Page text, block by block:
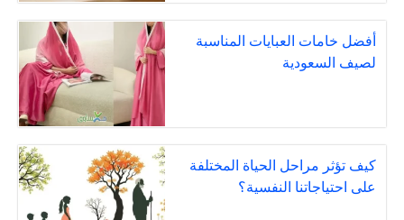
أفضل خامات العبايات المناسبة
لصيف السعودية
كيف تؤثر مراحل الحياة المختلفة
على احتياجاتنا النفسية؟